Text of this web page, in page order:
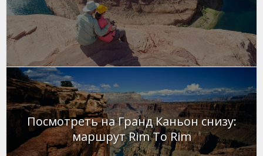
Посмотреть на Гранд Каньон снизу:
маршрут Rim To Rim